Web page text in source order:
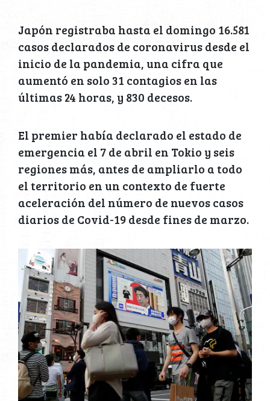
Japón registraba hasta el domingo 16.581
casos declarados de coronavirus desde el
inicio de la pandemia, una cifra que
aumentó en solo 31 contagios en las
últimas 24 horas, y 830 decesos.
El premier había declarado el estado de
emergencia el 7 de abril en Tokio y seis
regiones más, antes de ampliarlo a todo
el territorio en un contexto de fuerte
aceleración del número de nuevos casos
diarios de Covid-19 desde fines de marzo.